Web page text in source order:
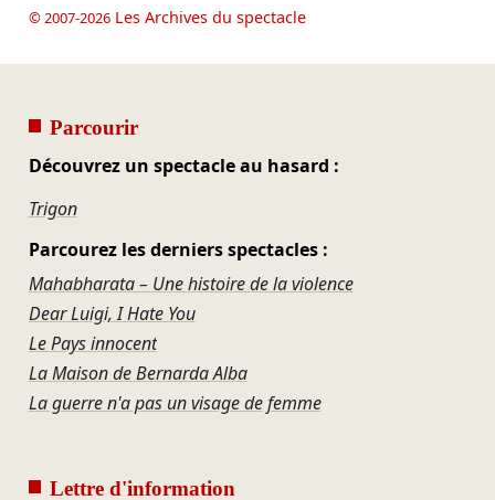
© 2007-2026Les Archives du spectacle
Parcourir
Découvrez un spectacle au hasard :
Trigon
Parcourez les derniers spectacles :
Mahabharata – Une histoire de la violence
Dear Luigi, I Hate You
Le Pays innocent
La Maison de Bernarda Alba
La guerre n'a pas un visage de femme
Lettre d'information